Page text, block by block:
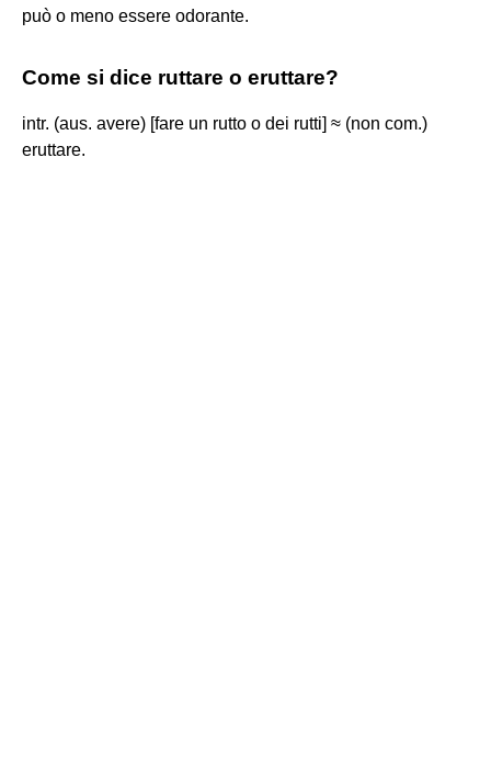
può o meno essere odorante.
Come si dice ruttare o eruttare?
intr. (aus. avere) [fare un rutto o dei rutti] ≈ (non com.)
eruttare.